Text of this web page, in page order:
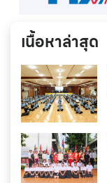
เนื้อหาล่าสุด